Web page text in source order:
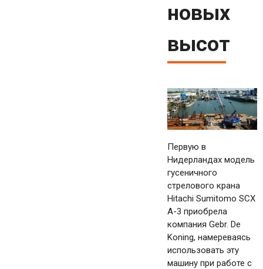
новых
высот
Первую в
Нидерландах модель
гусеничного
стрелового крана
Hitachi Sumitomo SCX
A-3 приобрела
компания Gebr. De
Koning, намереваясь
использовать эту
машину при работе с